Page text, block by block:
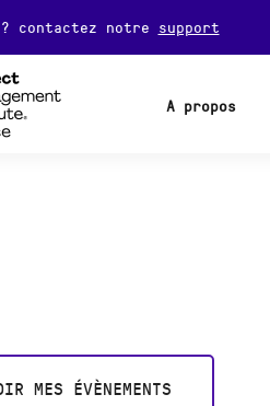
contactez notre support
A propos
MES ÉVÈNEMENTS